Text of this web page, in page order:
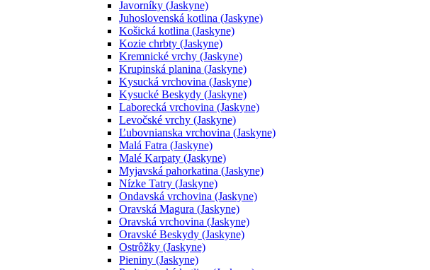
Javorníky (Jaskyne)
Juhoslovenská kotlina (Jaskyne)
Košická kotlina (Jaskyne)
Kozie chrbty (Jaskyne)
Kremnické vrchy (Jaskyne)
Krupinská planina (Jaskyne)
Kysucká vrchovina (Jaskyne)
Kysucké Beskydy (Jaskyne)
Laborecká vrchovina (Jaskyne)
Levočské vrchy (Jaskyne)
Ľubovnianska vrchovina (Jaskyne)
Malá Fatra (Jaskyne)
Malé Karpaty (Jaskyne)
Myjavská pahorkatina (Jaskyne)
Nízke Tatry (Jaskyne)
Ondavská vrchovina (Jaskyne)
Oravská Magura (Jaskyne)
Oravská vrchovina (Jaskyne)
Oravské Beskydy (Jaskyne)
Ostrôžky (Jaskyne)
Pieniny (Jaskyne)